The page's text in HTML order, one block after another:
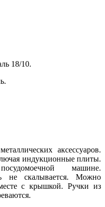
18/10.
аксессуаров.
индукционные плиты.
машине.
не скалывается. Можно
с крышкой. Ручки из